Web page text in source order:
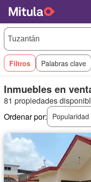
Filtros Palabras clave
Inmuebles en
81 propiedades
Ordenar por:
Popularidad